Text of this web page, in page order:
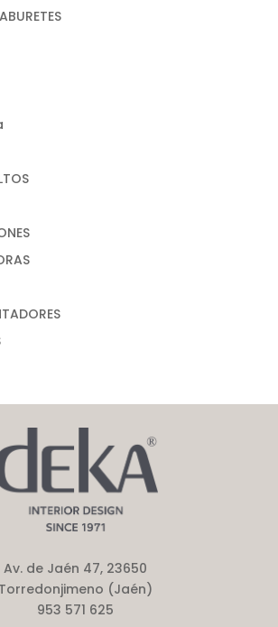
Av. de Jaén 47, 23650
Torredonjimeno (Jaén)
953 571 625